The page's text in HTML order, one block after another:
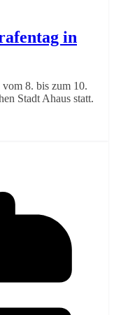
in
vom 8. bis zum 10.
Stadt Ahaus statt.